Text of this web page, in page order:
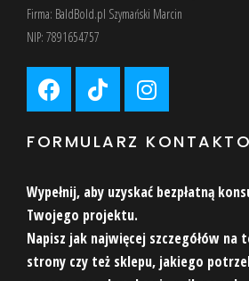
Firma: BaldBold.pl Szymański Marcin
NIP: 7891654757
FORMULARZ
Wypełnij, aby uzyskać bezpłatną
Twojego projektu.
Napisz jak najwięcej szczegółów na
strony czy też sklepu, jakiego